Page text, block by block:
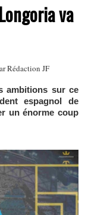
va
Rédaction JF
ambitions sur ce
espagnol de
un énorme coup